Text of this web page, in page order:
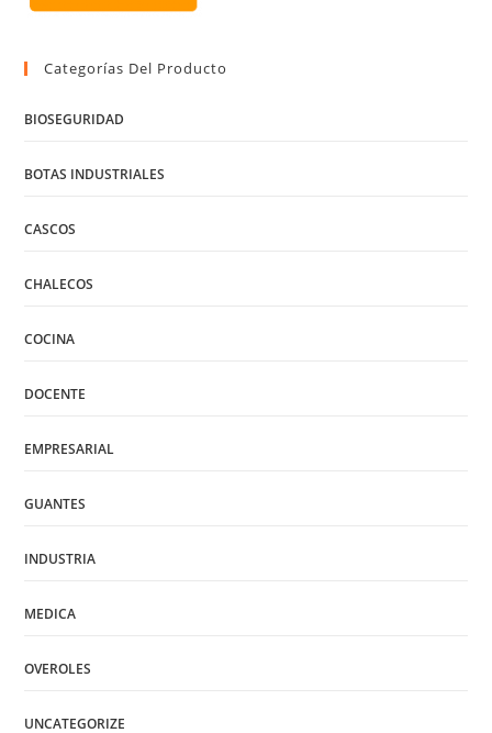
Categorías Del Producto
BIOSEGURIDAD
BOTAS INDUSTRIALES
CASCOS
CHALECOS
COCINA
DOCENTE
EMPRESARIAL
GUANTES
INDUSTRIA
MEDICA
OVEROLES
UNCATEGORIZE